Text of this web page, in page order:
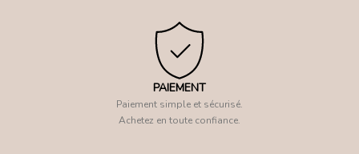
PAIEMENT
Paiement simple et sécurisé.
Achetez en toute confiance.